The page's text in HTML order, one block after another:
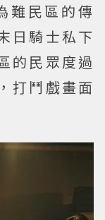
難民區的傳
日騎士私下
的民眾度過
打鬥戲畫面